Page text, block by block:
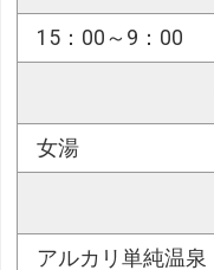
15：00～9：00
女湯
アルカリ単純温泉